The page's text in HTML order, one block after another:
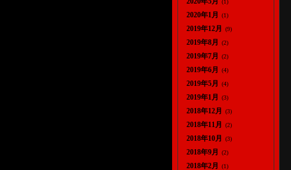
(1)
2020年1月 (1)
2019年12月 (9)
2019年8月 (2)
2019年7月 (2)
2019年6月 (4)
2019年5月 (4)
2019年1月 (3)
2018年12月 (3)
2018年11月 (2)
2018年10月 (3)
2018年9月 (2)
2018年2月 (1)